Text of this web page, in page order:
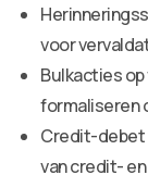
voor
Bulkacties
formaliseren
Credit-debet
van credit-